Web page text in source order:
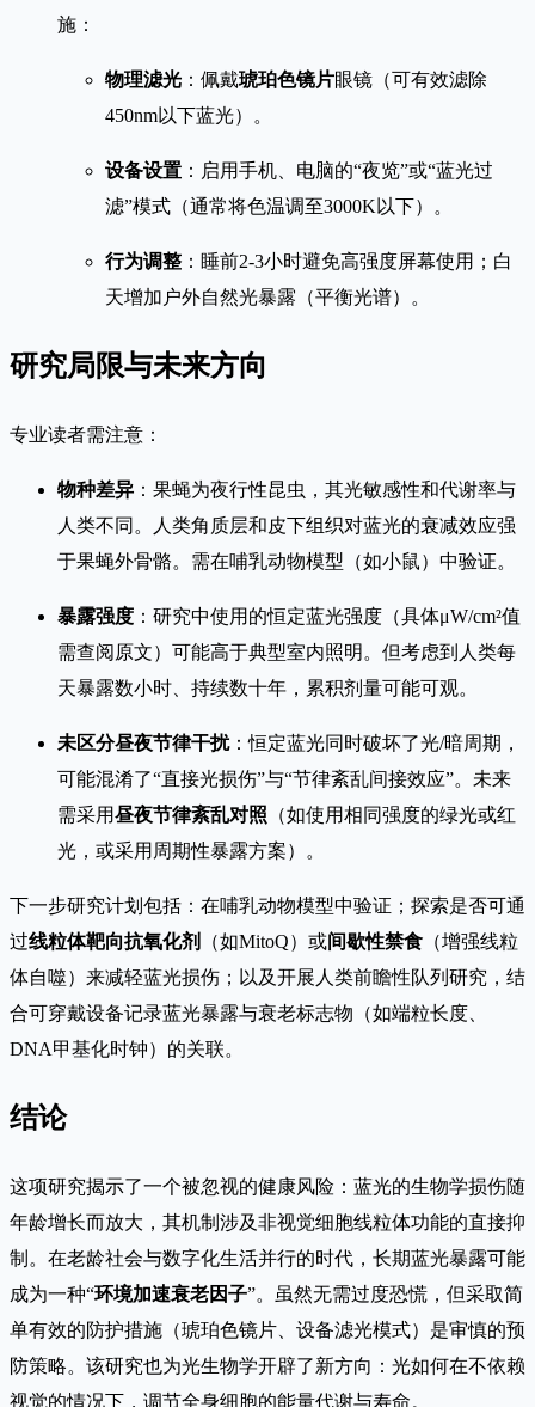
施：
物理滤光 ：佩戴琥珀色镜片眼镜（可有效滤除
450nm以下蓝光）。
设备设置 ：启用手机、电脑的“夜览”或“蓝光过
滤”模式（通常将色温调至3000K以下）。
行为调整 ：睡前2-3小时避免高强度屏幕使用；白
天增加户外自然光暴露（平衡光谱）。
研究局限与未来方向
专业读者需注意：
物种差异 ：果蝇为夜行性昆虫，其光敏感性和代谢率与
人类不同。人类角质层和皮下组织对蓝光的衰减效应强
于果蝇外骨骼。需在哺乳动物模型（如小鼠）中验证。
暴露强度 ：研究中使用的恒定蓝光强度（具体μW/cm²值
需查阅原文）可能高于典型室内照明。但考虑到人类每
天暴露数小时、持续数十年，累积剂量可能可观。
未区分昼夜节律干扰：恒定蓝光同时破坏了光/暗周期，
可能混淆了“直接光损伤”与“节律紊乱间接效应”。未来
需采用昼夜节律紊乱对照 （如使用相同强度的绿光或红
光，或采用周期性暴露方案）。
下一步研究计划包括：在哺乳动物模型中验证；探索是否可通
过线粒体靶向抗氧化剂 （如MitoQ）或间歇性禁食 （增强线粒
体自噬）来减轻蓝光损伤；以及开展人类前瞻性队列研究，结
合可穿戴设备记录蓝光暴露与衰老标志物（如端粒长度、
DNA甲基化时钟）的关联。
结论
这项研究揭示了一个被忽视的健康风险：蓝光的生物学损伤随
年龄增长而放大，其机制涉及非视觉细胞线粒体功能的直接抑
制。在老龄社会与数字化生活并行的时代，长期蓝光暴露可能
成为一种“环境加速衰老因子”。虽然无需过度恐慌，但采取简
单有效的防护措施（琥珀色镜片、设备滤光模式）是审慎的预
防策略。该研究也为光生物学开辟了新方向：光如何在不依赖
视觉的情况下，调节全身细胞的能量代谢与寿命。